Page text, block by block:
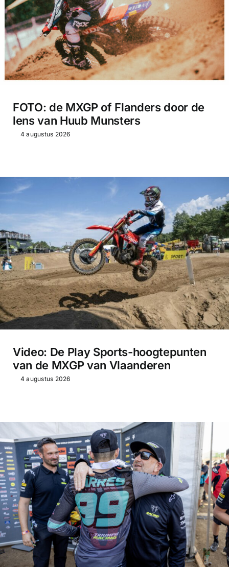
FOTO: de MXGP of Flanders door de
lens van Huub Munsters
4 augustus 2026
Video: De Play Sports-hoogtepunten
van de MXGP van Vlaanderen
4 augustus 2026